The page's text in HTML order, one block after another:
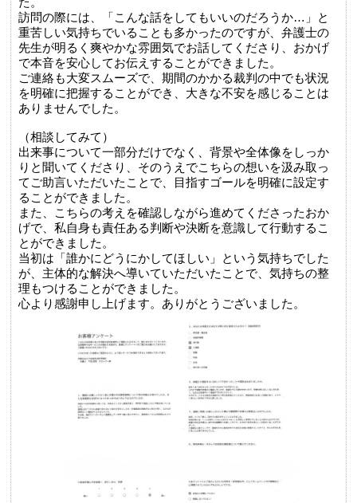
訪問の際には、「こんな話をしてもいいのだろうか…」と
重苦しい気持ちでいることも多かったのですが、弁護士の
先生が明るく爽やかな雰囲気でお話してくださり、おかげ
で本音を安心してお伝えすることができました。
ご連絡も大変スムーズで、期間のかかる裁判の中でも状況
を明確に把握することができ、大きな不安を感じることは
ありませんでした。
（相談してみて）
出来事について一部分だけでなく、背景や全体像をしっか
りと聞いてくださり、そのうえでこちらの想いを汲み取っ
てご助言いただいたことで、目指すゴールを明確に設定す
ることができました。
また、こちらの考えを確認しながら進めてくださったおか
げで、私自身も責任ある判断や決断を意識して行動するこ
とができました。
当初は「誰かにどうにかしてほしい」という気持ちでした
が、主体的な解決へ導いていただいたことで、気持ちの整
理もつけることができました。
心より感謝申し上げます。ありがとうございました。